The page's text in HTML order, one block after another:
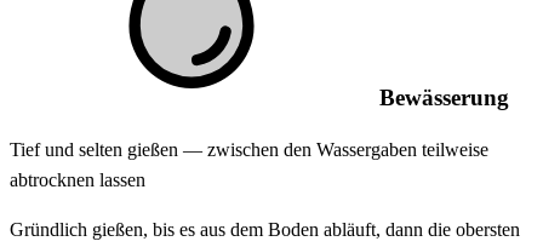
Bewässerung
Tief und selten gießen — zwischen den Wassergaben teilweise
abtrocknen lassen
Gründlich gießen, bis es aus dem Boden abläuft, dann die obersten